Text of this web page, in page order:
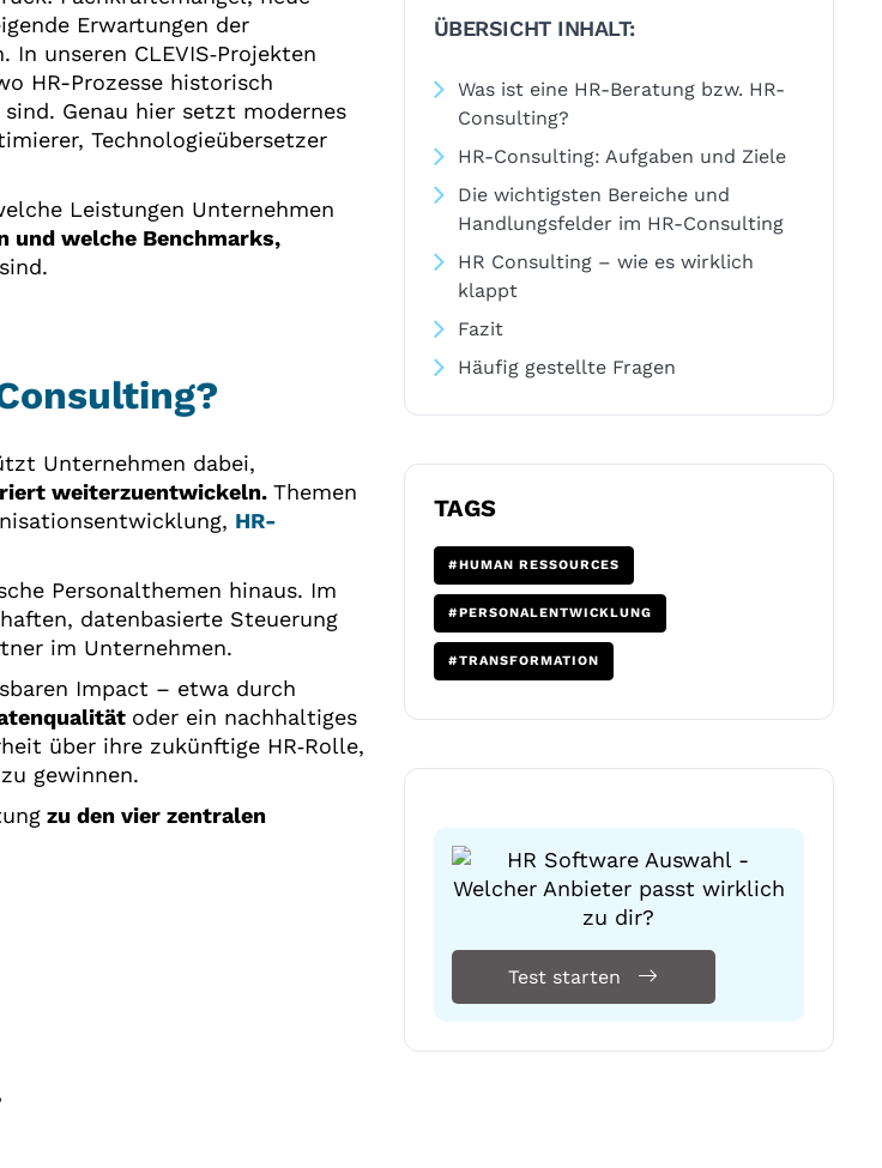
Erwartungen der
unseren CLEVIS‑Projekten
HR-Prozesse historisch
Genau hier setzt modernes
Technologieübersetzer
Leistungen Unternehmen
und welche Benchmarks,
Unternehmen dabei,
weiterzuentwickeln. Themen
HR-
Personalthemen hinaus. Im
datenbasierte Steuerung
im Unternehmen.
Impact – etwa durch
oder ein nachhaltiges
über ihre zukünftige HR‑Rolle,
gewinnen.
zu den vier zentralen
ÜBERSICHT INHALT:
Was ist eine HR-Beratung bzw. HR-
Consulting?
HR-Consulting: Aufgaben und Ziele
Die wichtigsten Bereiche und
Handlungsfelder im HR-Consulting
HR Consulting – wie es wirklich
klappt
Fazit
Häufig gestellte Fragen
TAGS
#HUMAN RESSOURCES
#PERSONALENTWICKLUNG
#TRANSFORMATION
Test starten